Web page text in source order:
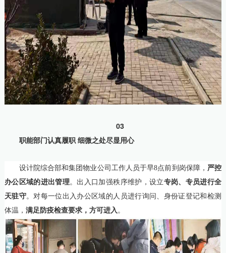
03
职能部门认真履职 细微之处尽显用心
设计院综合部和集团物业公司工作人员于早8点前到岗保障， 严控
办公区域的进出管理。出入口加强秩序维护，设立专岗、专员进行全
天驻守。对每一位出入办公区域的人员进行询问、身份证登记和检测
体温， 满足防疫检查要求，方可进入。